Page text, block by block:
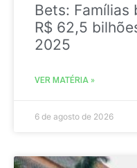
Bets: Famílias
R$ 62,5
2025
VER MATÉRIA »
6 de agosto de 2026